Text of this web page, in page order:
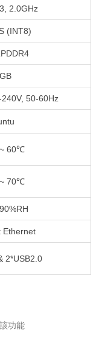
2.0GHz
(INT8)
50-60Hz
60℃
70℃
Ethernet
2*USB2.0
功能